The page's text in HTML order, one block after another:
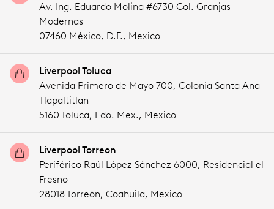
Av. Ing. Eduardo Molina #6730 Col. Granjas
Modernas
07460 México, D.F., Mexico
Liverpool Toluca
Avenida Primero de Mayo 700, Colonia Santa Ana
Tlapaltitlan
5160 Toluca, Edo. Mex., Mexico
Liverpool Torreon
Periférico Raúl López Sánchez 6000, Residencial el
Fresno
28018 Torreón, Coahuila, Mexico